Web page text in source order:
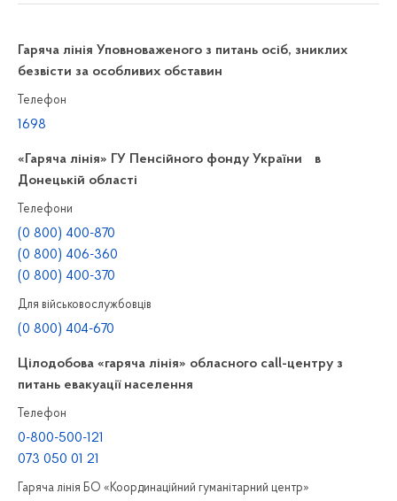
Гаряча лінія Уповноваженого з питань осіб, зниклих
безвісти за особливих обставин
Телефон
1698
«Гаряча лінія» ГУ Пенсійного фонду України в
Донецькій області
Телефони
(0 800) 400-870
(0 800) 406-360
(0 800) 400-370
Для військовослужбовців
(0 800) 404-670
Цілодобова «гаряча лінія» обласного call-центру з
питань евакуації населення
Телефон
0-800-500-121
073 050 01 21
Гаряча лінія БО «Координаційний гуманітарний центр»